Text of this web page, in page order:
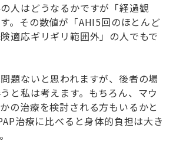
人はどうなるかですが「経過観
。その数値が「AHI5回のほとんど
適応ギリギリ範囲外」の人でもで
題ないと思われますが、後者の場
と私は考えます。もちろん、マウ
の治療を検討される方もいるかと
治療に比べると身体的負担は大き